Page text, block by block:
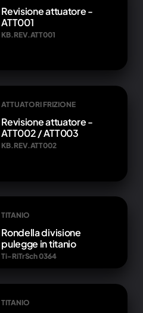
Revisione attuatore -
ATT001
KB.REV.ATT001
ATTUATORI FRIZIONE
Revisione attuatore -
ATT002 / ATT003
KB.REV.ATT002
TITANIO
Rondella divisione
pulegge in titanio
Ti-RiTrSch 0364
TITANIO